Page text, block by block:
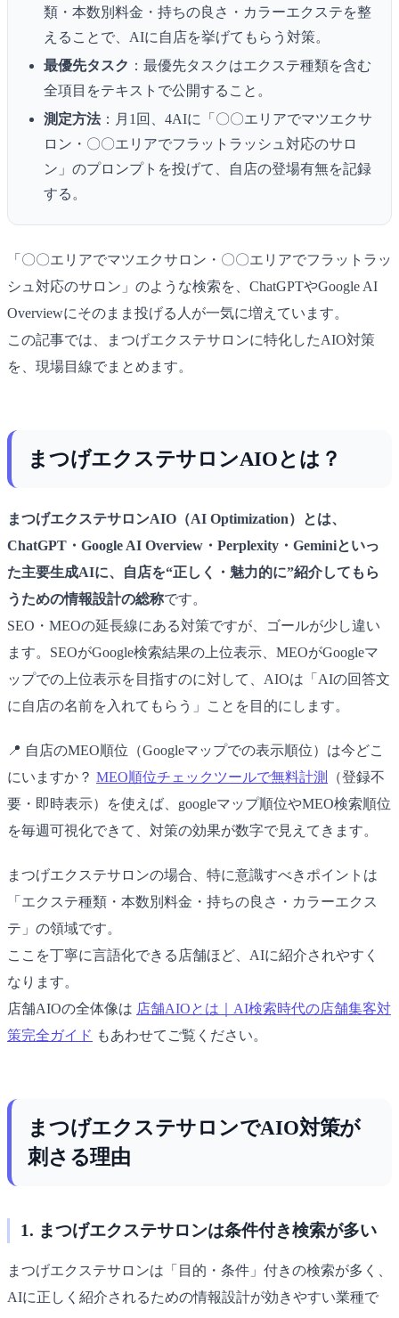
類・本数別料金・持ちの良さ・カラーエクステを整
えることで、AIに自店を挙げてもらう対策。
最優先タスク ：最優先タスクはエクステ種類を含む
全項目をテキストで公開すること。
測定方法：月1回、4AIに「〇〇エリアでマツエクサ
ロン・〇〇エリアでフラットラッシュ対応のサロ
ン」のプロンプトを投げて、自店の登場有無を記録
する。
「〇〇エリアでマツエクサロン・〇〇エリアでフラットラッ
シュ対応のサロン」のような検索を、ChatGPTやGoogle AI
Overviewにそのまま投げる人が一気に増えています。
この記事では、まつげエクステサロンに特化したAIO対策
を、現場目線でまとめます。
まつげエクステサロンAIOとは？
まつげエクステサロンAIO（AI Optimization）とは、
ChatGPT・Google AI Overview・Perplexity・Geminiといっ
た主要生成AIに、自店を“正しく・魅力的に”紹介してもら
うための情報設計の総称です。
SEO・MEOの延長線にある対策ですが、ゴールが少し違い
ます。SEOがGoogle検索結果の上位表示、MEOがGoogleマ
ップでの上位表示を目指すのに対して、AIOは「AIの回答文
に自店の名前を入れてもらう」ことを目的にします。
📍 自店のMEO順位（Googleマップでの表示順位）は今どこ
にいますか？ MEO順位チェックツールで無料計測
（登録不
要・即時表示）を使えば、googleマップ順位やMEO検索順位
を毎週可視化できて、対策の効果が数字で見えてきます。
まつげエクステサロンの場合、特に意識すべきポイントは
「エクステ種類・本数別料金・持ちの良さ・カラーエクス
テ」の領域です。
ここを丁寧に言語化できる店舗ほど、AIに紹介されやすく
なります。
店舗AIOの全体像は 店舗AIOとは｜AI検索時代の店舗集客対
策完全ガイド もあわせてご覧ください。
まつげエクステサロンでAIO対策が
刺さる理由
1. まつげエクステサロンは条件付き検索が多い
まつげエクステサロンは「目的・条件」付きの検索が多く、
AIに正しく紹介されるための情報設計が効きやすい業種で